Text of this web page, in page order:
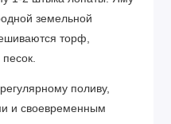
земельной
торф,
поливу,
и своевременным